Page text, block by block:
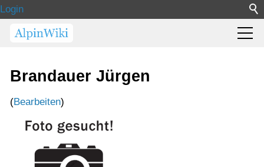
Login
Brandauer Jürgen
(Bearbeiten)